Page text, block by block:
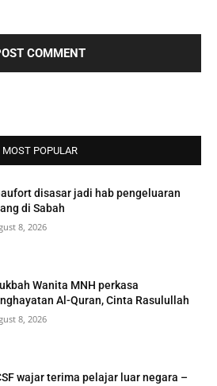
MOST POPULAR
disasar jadi hab pengeluaran
di Sabah
8, 2026
Wanita MNH perkasa
Al-Quran, Cinta Rasulullah
8, 2026
wajar terima pelajar luar negara –